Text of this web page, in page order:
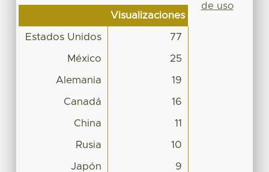
Visualizaciones
Estados Unidos 77
México 25
Alemania 19
Canadá 16
China 11
Rusia 10
Japón 9
de uso